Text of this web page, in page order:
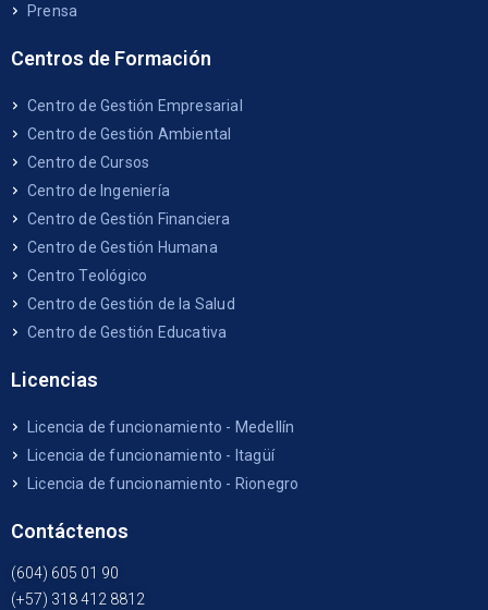
Prensa
Centros de Formación
Centro de Gestión Empresarial
Centro de Gestión Ambiental
Centro de Cursos
Centro de Ingeniería
Centro de Gestión Financiera
Centro de Gestión Humana
Centro Teológico
Centro de Gestión de la Salud
Centro de Gestión Educativa
Licencias
Licencia de funcionamiento - Medellín
Licencia de funcionamiento - Itagüí
Licencia de funcionamiento - Rionegro
Contáctenos
(604) 605 01 90
(+57) 318 412 8812